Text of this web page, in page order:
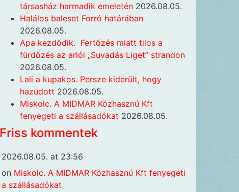
társasház harmadik emeletén 2026.08.05.
Halálos baleset Forró határában
2026.08.05.
Apa kezdődik. Fertőzés miatt tilos a
fürdőzés az arlói „Suvadás Liget” strandon
2026.08.05.
Lali a kupakos. Persze kiderült, hogy
hazudott 2026.08.05.
Miskolc. A MIDMAR Közhasznú Kft
fenyegeti a szállásadókat 2026.08.05.
Friss kommentek
2026.08.05. at 23:56
on Miskolc. A MIDMAR Közhasznú Kft fenyegeti
a szállásadókat